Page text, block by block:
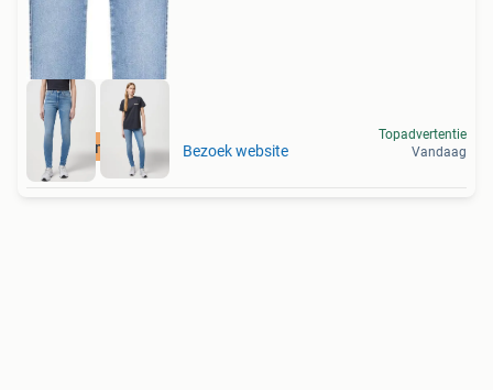
Duurzame Deal Bezoek website
Topadvertentie
Vandaag